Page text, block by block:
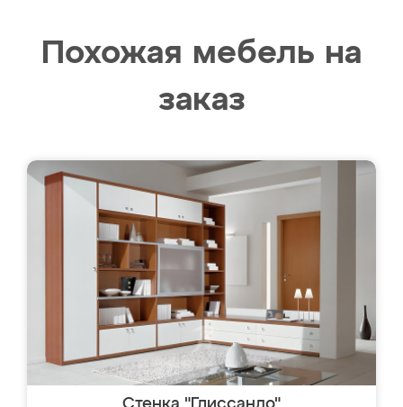
Похожая мебель на
заказ